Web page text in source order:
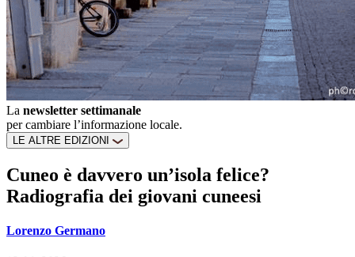
La newsletter settimanale
per cambiare l’informazione locale.
LE ALTRE EDIZIONI
Cuneo è davvero un’isola felice?
Radiografia dei giovani cuneesi
Lorenzo Germano